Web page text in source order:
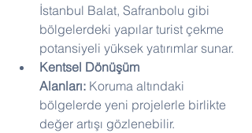
İstanbul Balat, Safranbolu gibi
bölgelerdeki yapılar turist çekme
potansiyeli yüksek yatırımlar sunar.
Kentsel Dönüşüm
Alanları: Koruma altındaki
bölgelerde yeni projelerle birlikte
değer artışı gözlenebilir.